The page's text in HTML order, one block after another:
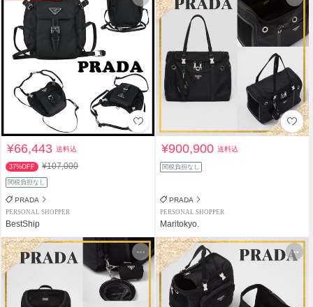
¥66,443送料込
37%OFF ¥107,000
関税負担なし
PRADA
PERSONAL SHOPPER
BestShip
¥900,900送料込
関税負担なし
PRADA
PERSONAL SHOPPER
Maritokyo.